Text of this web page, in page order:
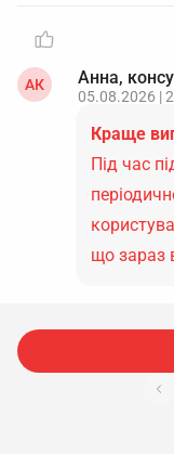
АК Анна,
05.08.2026 |
Краще
Під час
що зараз